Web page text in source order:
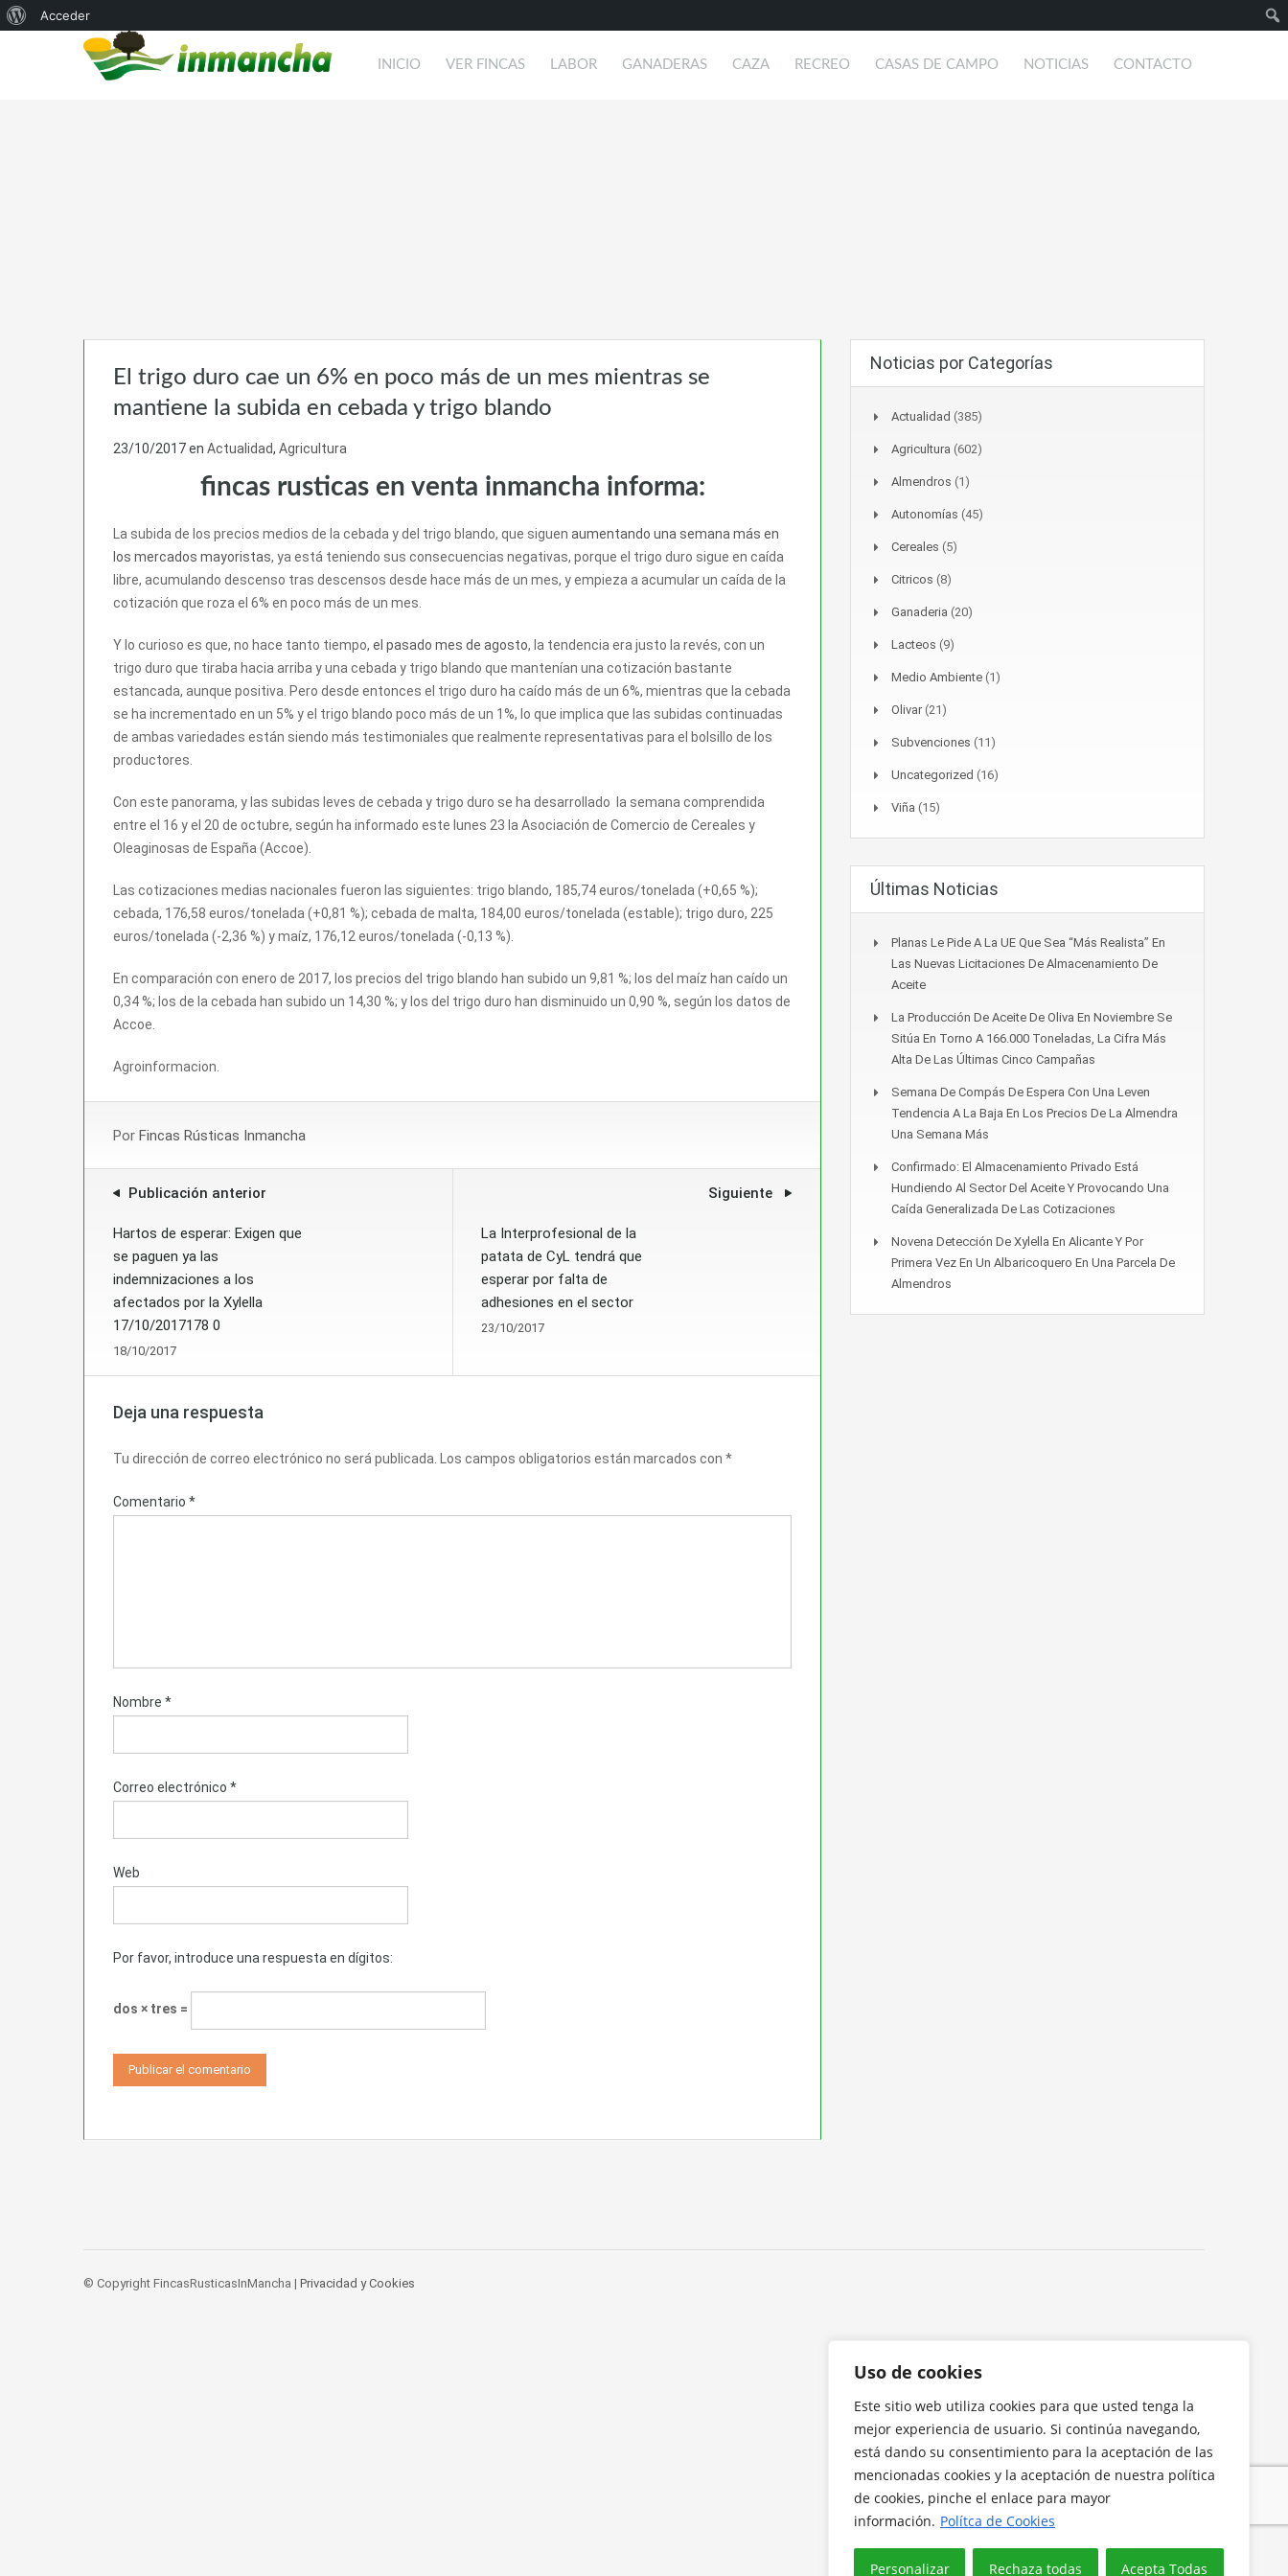
Uso de cookies
Este sitio web utiliza cookies para que usted tenga la
mejor experiencia de usuario. Si continúa navegando,
está dando su consentimiento para la aceptación de las
mencionadas cookies y la aceptación de nuestra política
de cookies, pinche el enlace para mayor
información. Polítca de Cookies
Personalizar Rechaza todas Acepta Todas
Acerca
Acceder
INICIO VER FINCAS LABOR GANADERAS CAZA RECREO CASAS DE CAMPO NOTICIAS CONTACTO
El trigo duro cae un 6% en poco más de un mes mientras se
mantiene la subida en cebada y trigo blando
23/10/2017en Actualidad, Agricultura
fincas rusticas en venta inmancha informa:
La subida de los precios medios de la cebada y del trigo blando, que siguen aumentando una semana más en
los mercados mayoristas, ya está teniendo sus consecuencias negativas, porque el trigo duro sigue en caída
libre, acumulando descenso tras descensos desde hace más de un mes, y empieza a acumular un caída de la
cotización que roza el 6% en poco más de un mes.
Y lo curioso es que, no hace tanto tiempo, el pasado mes de agosto, la tendencia era justo la revés, con un
trigo duro que tiraba hacia arriba y una cebada y trigo blando que mantenían una cotización bastante
estancada, aunque positiva. Pero desde entonces el trigo duro ha caído más de un 6%, mientras que la cebada
se ha incrementado en un 5% y el trigo blando poco más de un 1%, lo que implica que las subidas continuadas
de ambas variedades están siendo más testimoniales que realmente representativas para el bolsillo de los
productores.
Con este panorama, y las subidas leves de cebada y trigo duro se ha desarrollado la semana comprendida
entre el 16 y el 20 de octubre, según ha informado este lunes 23 la Asociación de Comercio de Cereales y
Oleaginosas de España (Accoe).
Las cotizaciones medias nacionales fueron las siguientes: trigo blando, 185,74 euros/tonelada (+0,65 %);
cebada, 176,58 euros/tonelada (+0,81 %); cebada de malta, 184,00 euros/tonelada (estable); trigo duro, 225
euros/tonelada (-2,36 %) y maíz, 176,12 euros/tonelada (-0,13 %).
En comparación con enero de 2017, los precios del trigo blando han subido un 9,81 %; los del maíz han caído un
0,34 %; los de la cebada han subido un 14,30 %; y los del trigo duro han disminuido un 0,90 %, según los datos de
Accoe.
Agroinformacion.
Por Fincas Rústicas Inmancha
Publicación anterior
Hartos de esperar: Exigen que
se paguen ya las
indemnizaciones a los
afectados por la Xylella
17/10/2017178 0
18/10/2017
Siguiente
La Interprofesional de la
patata de CyL tendrá que
esperar por falta de
adhesiones en el sector
23/10/2017
Deja una respuesta
Tu dirección de correo electrónico no será publicada. Los campos obligatorios están marcados con *
Comentario *
Nombre *
Correo electrónico *
Web
Por favor, introduce una respuesta en dígitos:
dos × tres =
Noticias por Categorías
Actualidad (385)
Agricultura (602)
Almendros (1)
Autonomías (45)
Cereales (5)
Citricos (8)
Ganaderia (20)
Lacteos (9)
Medio Ambiente (1)
Olivar(21)
Subvenciones (11)
Uncategorized (16)
Viña (15)
Últimas Noticias
Planas Le Pide A La UE Que Sea “más Realista” En
Las Nuevas Licitaciones De Almacenamiento De
Aceite
La Producción De Aceite De Oliva En Noviembre Se
Sitúa En Torno A 166.000 Toneladas, La Cifra Más
Alta De Las Últimas Cinco Campañas
Semana De Compás De Espera Con Una Leven
Tendencia A La Baja En Los Precios De La Almendra
Una Semana Más
Confirmado: El Almacenamiento Privado Está
Hundiendo Al Sector Del Aceite Y Provocando Una
Caída Generalizada De Las Cotizaciones
Novena Detección De Xylella En Alicante Y Por
Primera Vez En Un Albaricoquero En Una Parcela De
Almendros
© Copyright FincasRusticasInMancha | Privacidad y Cookies